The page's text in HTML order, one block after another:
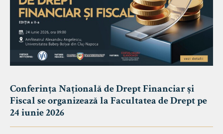
Conferința Națională de Drept Financiar și
Fiscal se organizează la Facultatea de Drept pe
24 iunie 2026